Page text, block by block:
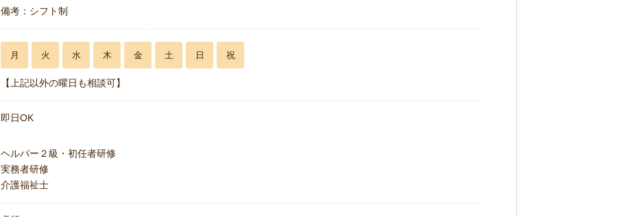
備考：シフト制
月 火 水 木 金 土 日 祝
【上記以外の曜日も相談可】
即日OK
ヘルパー２級・初任者研修
実務者研修
介護福祉士